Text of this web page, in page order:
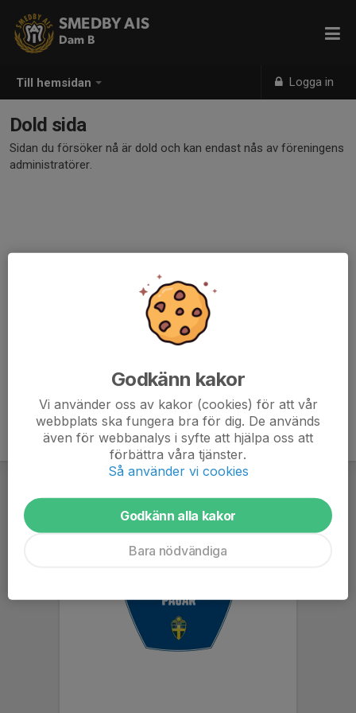
Till hemsidan Logga in
SMEDBY AIS
Dam B
Dold sida
Sidan du försöker nå är dold och kan endast nås av föreningens
administratörer.
Godkänn kakor
Vi använder oss av kakor (cookies) för att vår
webbplats ska fungera bra för dig. De används
även för webbanalys i syfte att hjälpa oss att
förbättra våra tjänster.
Så använder vi cookies
Godkänn alla kakor
Bara nödvändiga